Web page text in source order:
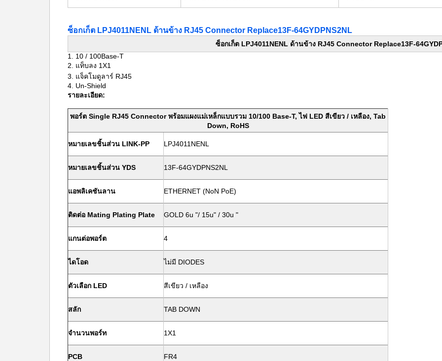
ซ็อกเก็ต LPJ4011NENL ด้านข้าง RJ45 Connector Replace13F-64GYDPNS2NL
ซ็อกเก็ต LPJ4011NENL ด้านข้าง RJ45 Connector Replace13F-
1. 10 / 100Base-T
2. แท็บลง 1X1
3. แจ็คโมดูลาร์ RJ45
4. Un-Shield
รายละเอียด:
พอร์ต Single RJ45 Connector พร้อมแผงแม่เหล็กแบบรวม 10/100 Base-T, ไฟ LED สีเขียว / เหลือง, Tab
Down, RoHS
หมายเลขชิ้นส่วน LINK-PP LPJ4011NENL
หมายเลขชิ้นส่วน YDS 13F-64GYDPNS2NL
แอพลิเคชันลาน ETHERNET (NoN PoE)
ติดต่อ Mating Plating Plate GOLD 6u "/ 15u" / 30u "
แกนต่อพอร์ต 4
ไดโอด ไม่มี DIODES
ตัวเลือก LED สีเขียว / เหลือง
สลัก TAB DOWN
จำนวนพอร์ท 1X1
PCB FR4